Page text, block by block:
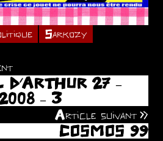
Sarkozy
27 –
– 3
Article suivant
COSMOS 99